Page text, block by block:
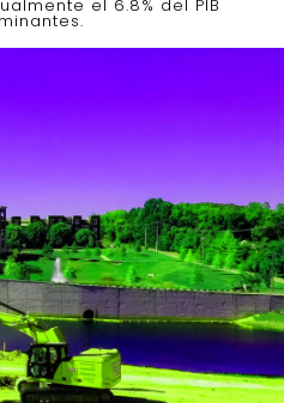
el 6.8% del PIB